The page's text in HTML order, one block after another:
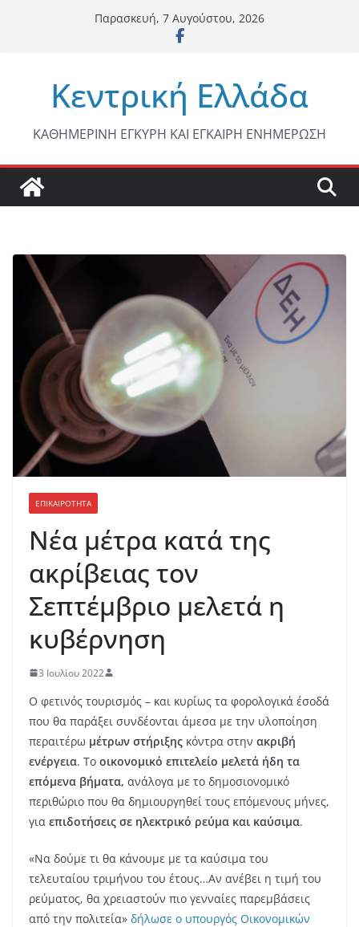
Παρασκευή, 7 Αυγούστου, 2026
Κεντρική Ελλάδα
ΚΑΘΗΜΕΡΙΝΗ ΕΓΚΥΡΗ ΚΑΙ ΕΓΚΑΙΡΗ ΕΝΗΜΕΡΩΣΗ
ΕΠΙΚΑΙΡΟΤΗΤΑ
Νέα μέτρα κατά της
ακρίβειας τον
Σεπτέμβριο μελετά η
κυβέρνηση
3 Ιουλίου 2022
Ο φετινός τουρισμός – και κυρίως τα φορολογικά έσοδά
που θα παράξει συνδέονται άμεσα με την υλοποίηση
περαιτέρω μέτρων στήριξης κόντρα στην ακριβή
ενέργεια. Το οικονομικό επιτελείο μελετά ήδη τα
επόμενα βήματα, ανάλογα με το δημοσιονομικό
περιθώριο που θα δημιουργηθεί τους επόμενους μήνες,
για επιδοτήσεις σε ηλεκτρικό ρεύμα και καύσιμα.
«Να δούμε τι θα κάνουμε με τα καύσιμα του
τελευταίου τριμήνου του έτους…Αν ανέβει η τιμή του
ρεύματος, θα χρειαστούν πιο γενναίες παρεμβάσεις
από την πολιτεία» δήλωσε ο υπουργός Οικονομικών